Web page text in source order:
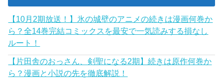
【10月2期放送！】氷の城壁のアニメの続きは漫画何巻か
ら？全14巻完結コミックスを最安で一気読みする損なし
ルート！
【片田舎のおっさん、剣聖になる2期】続きは原作何巻か
ら？漫画と小説の先を徹底解説！